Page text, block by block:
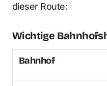
dieser Route:
Wichtige
Bahnhof